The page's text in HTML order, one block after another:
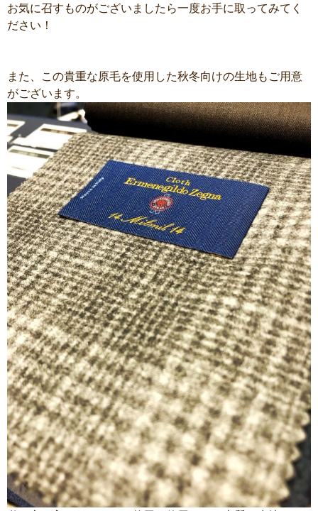
お気に召すものがございましたら一度お手に取ってみてく
ださい！
また、この貴重な原毛を使用した秋冬向けの生地もご用意
がございます。